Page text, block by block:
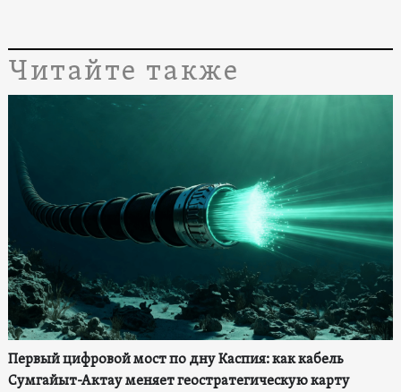
Читайте также
Первый цифровой мост по дну Каспия: как кабель
Сумгайыт-Актау меняет геостратегическую карту